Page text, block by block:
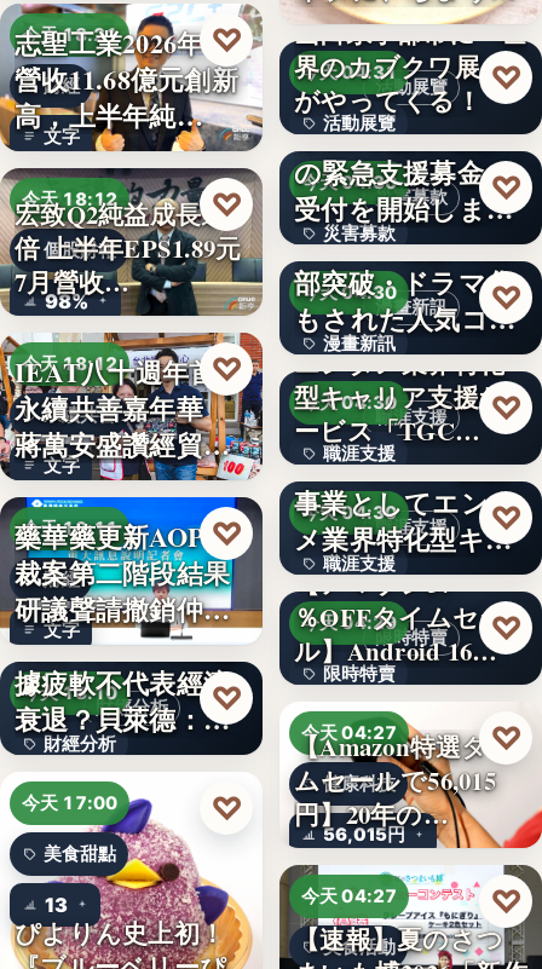
今天 18:21
財經
文字
志聖工業2026年7月
營收11.68億元創新
高，上半年純…
♡
今天 18:12
個股財報
98%
宏致Q2純益成長近1
倍 上半年EPS1.89元
7月營收…
♡
今天 18:12
永續共善
文字
IEAT八十週年首辦
永續共善嘉年華
蔣萬安盛讚經貿公
益打…
♡
今天 18:11
財經
文字
藥華藥更新AOP仲
裁案第二階段結果
研議聲請撤銷仲裁
判斷
♡
財經分析
今天 18:10
財經分析
文字
美國7月非農就業數
據疲軟不代表經濟
衰退？貝萊德：AI
正讓…
♡
今天 17:00
美食甜點
13
ぴよりん史上初！
♡
いい。「…
活動展覽
今天 04:31
活動展覽
60
山口県宇部市に『世
界のカブクワ展』
がやってくる！
♡
災害募款
今天 04:30
災害募款
文字
令和8年熊本地震へ
の緊急支援募金の
受付を開始しまし
た
♡
漫畫新訊
今天 04:30
漫畫新訊
文字
シリーズ累計40万
部突破・ドラマ化
もされた人気コミ
ック！…
♡
職涯支援
今天 04:30
職涯支援
330,000
エンタメ業界特化
型キャリア支援サ
ービス「TGC…
♡
職涯支援
今天 04:30
職涯支援
文字
W TOKYO、新規
事業としてエンタ
メ業界特化型キャ
リア…
♡
限時特賣
今天 04:29
限時特賣
15,800円
【アマゾン37
％OFFタイムセー
ル】Android 16…
♡
今天 04:27
健康科技
56,015円
【Amazon特選タイ
ムセールで56,015
円】20年の…
♡
今天 04:27
美食活動
【速報】夏のさつ
♡